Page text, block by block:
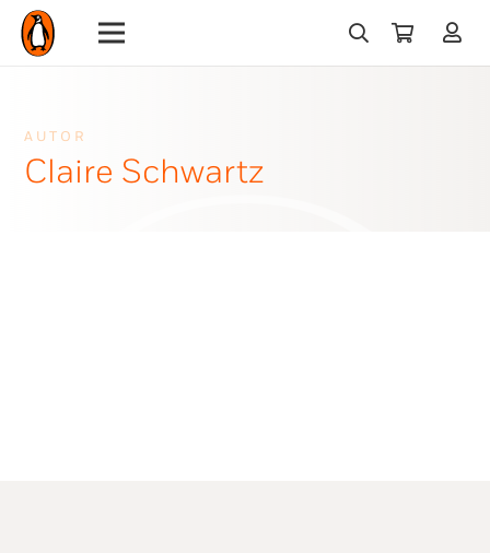
AUTOR
Claire Schwartz